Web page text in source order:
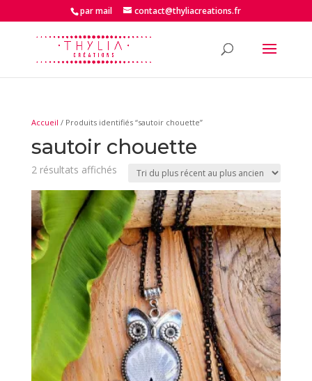
par mail contact@thyliacreations.fr
Accueil / Produits identifiés “sautoir chouette”
sautoir chouette
2 résultats affichésTrié
plus
récent
au
plus
ancien